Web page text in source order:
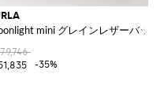
mini グレインレザーバッグ
-35%